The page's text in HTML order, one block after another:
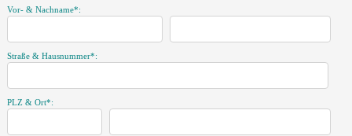
Vor- & Nachname*:
Straße & Hausnummer*:
PLZ & Ort*: